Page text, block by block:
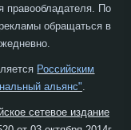
правообладателя. По
обращаться в
Российским
альянс"
сетевое издание